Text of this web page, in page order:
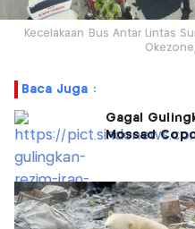
Kecelakaan Bus Antar Lintas
Baca Juga :
Gagal
Mossad